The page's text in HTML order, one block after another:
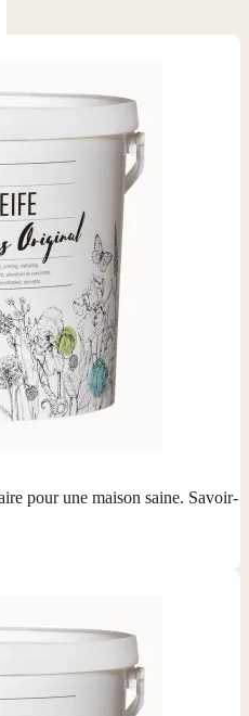
utiles dans toute la maison.
à servir à tout moment.
pour une maison saine. Savoir-